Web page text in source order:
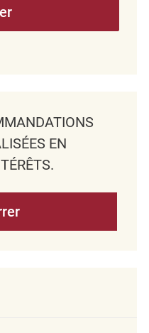
EN